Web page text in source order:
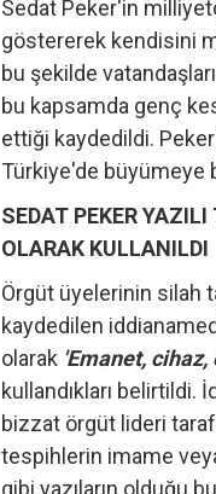
Sedat Peker'in
göstererek kendisini
bu şekilde
bu kapsamda genç
ettiği kaydedildi.
Türkiye'de büyümeye
SEDAT PEKER
OLARAK KULLANILDI
Örgüt üyelerinin silah
kaydedilen
olarak 'Emanet,
kullandıkları
bizzat örgüt lideri
tespihlerin imame
gibi yazıların olduğu